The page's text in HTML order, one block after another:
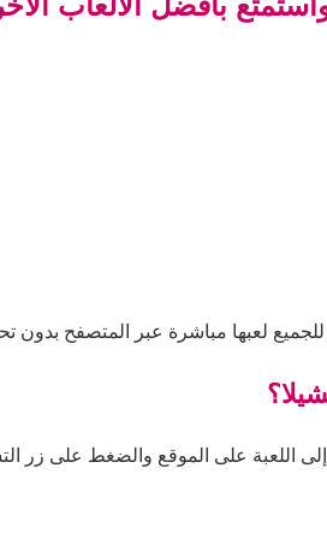
لعبها مباشرة عبر المتصفح بدون
اللعبة على الموقع والضغط على زر